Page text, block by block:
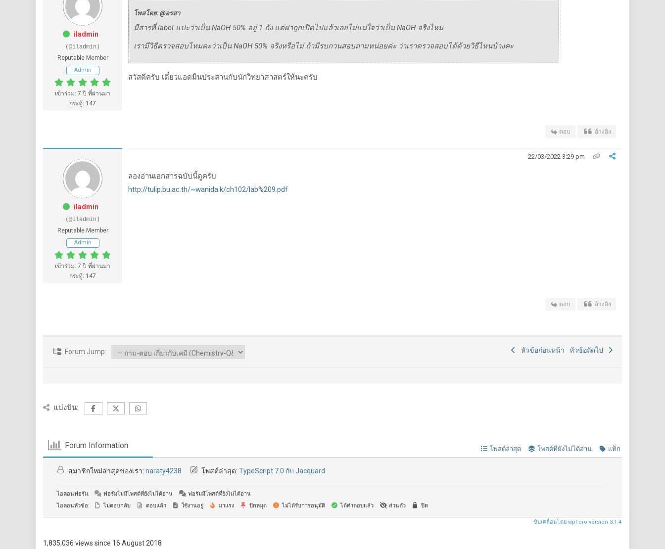
iladmin
(@iladmin)
Reputable Member
Admin
เข้าร่วม: 7 ปี ที่ผ่านมา
กระทู้: 147
โพสโดย: @อรสา
มีสารที่ label แปะว่าเป็น NaOH 50% อยู่ 1 ถัง แต่ฝาถูกเปิดไปแล้วเลยไม่แน่ใจว่าเป็น NaOH จริงไหม
เรามีวิธีตรวจสอบไหมคะว่าเป็น NaOH 50% จริงหรือไม่ ถ้ามีรบกวนสอบถามหน่อยค่ะ ว่าเราตรวจสอบได้ด้วยวิธีไหนบ้างคะ
สวัสดีครับ เดี๋ยวแอดมินประสานกับนักวิทยาศาสตร์ให้นะครับ
ตอบ อ้างอิง
iladmin
(@iladmin)
Reputable Member
Admin
เข้าร่วม: 7 ปี ที่ผ่านมา
กระทู้: 147
22/03/2022 3:29 pm
ลองอ่านเอกสารฉบับนี้ดูครับ
http://tulip.bu.ac.th/~wanida.k/ch102/lab%209.pdf
ตอบ อ้างอิง
Forum Jump: หัวข้อก่อนหน้า หัวข้อถัดไป
แบ่งปัน:
Forum Information โพสต์ล่าสุด โพสต์ที่ยังไม่ได้อ่าน แท็ก
สมาชิกใหม่ล่าสุดของเรา: naraty4238 โพสต์ล่าสุด: TypeScript 7.0 กับ Jacquard
ไอคอนฟอรัม: ฟอรัมไม่มีโพสต์ที่ยังไม่ได้อ่าน
ฟอรัมมีโพสต์ที่ยังไม่ได้อ่าน
ไอคอนหัวข้อ:
ไม่ตอบกลับ ตอบแล้ว ใช้งานอยู่ มาแรง ปักหมุด ไม่ได้รับการอนุมัติ ได้คำตอบแล้ว ส่วนตัว ปิด
ขับเคลื่อนโดย wpForo version 3.1.4
1,835,036 views since 16 August 2018